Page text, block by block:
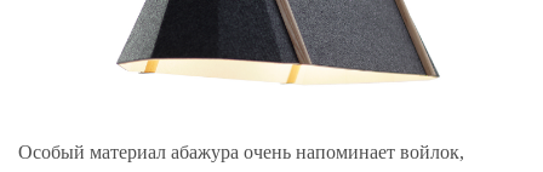
Особый материал абажура очень напоминает войлок,